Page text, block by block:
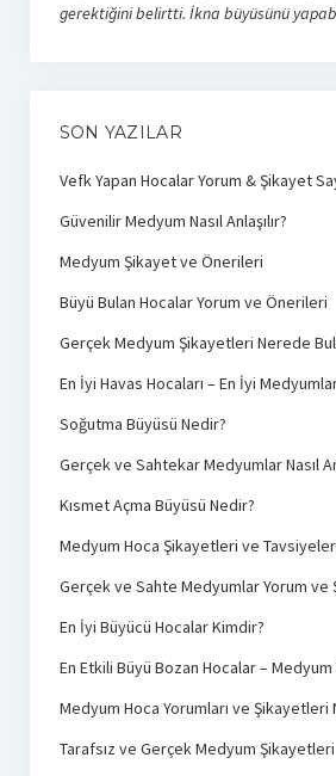
gerektiğini belirtti. İkna büyüsünü
SON YAZILAR
Vefk Yapan Hocalar Yorum & Şikayet
Güvenilir Medyum Nasıl Anlaşılır?
Medyum Şikayet ve Önerileri
Büyü Bulan Hocalar Yorum ve Önerileri
Gerçek Medyum Şikayetleri Nerede
En İyi Havas Hocaları – En İyi Medyumlar
Soğutma Büyüsü Nedir?
Gerçek ve Sahtekar Medyumlar Nasıl
Kısmet Açma Büyüsü Nedir?
Medyum Hoca Şikayetleri ve
Gerçek ve Sahte Medyumlar Yorum ve
En İyi Büyücü Hocalar Kimdir?
En Etkili Büyü Bozan Hocalar – Medyum
Medyum Hoca Yorumları ve Şikayetleri
Tarafsız ve Gerçek Medyum Şikayetleri